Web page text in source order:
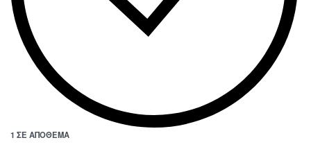
1 ΣΕ ΑΠΌΘΕΜΑ